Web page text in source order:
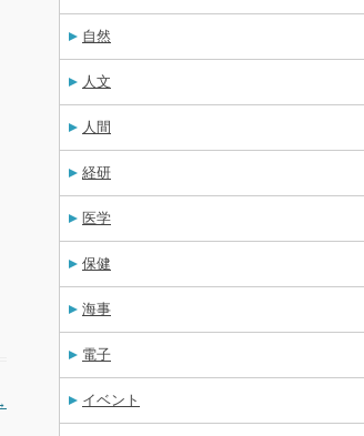
自然
人文
人間
経研
医学
保健
海事
電子
イベント